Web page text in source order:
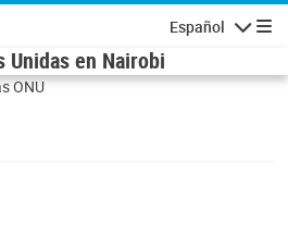
Español
Unidas en Nairobi
ONU